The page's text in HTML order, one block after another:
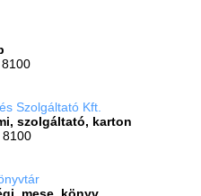
Szolgáltató Kft.
szolgáltató, karton
8100